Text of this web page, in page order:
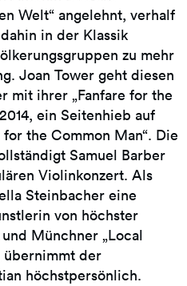
Welt“ angelehnt, verhalf
in der Klassik
zu mehr
Joan Tower geht diesen
mit ihrer „Fanfare for the
ein Seitenhieb auf
the Common Man“. Die
Samuel Barber
Violinkonzert. Als
Steinbacher eine
von höchster
Münchner „Local
übernimmt der
höchstpersönlich.